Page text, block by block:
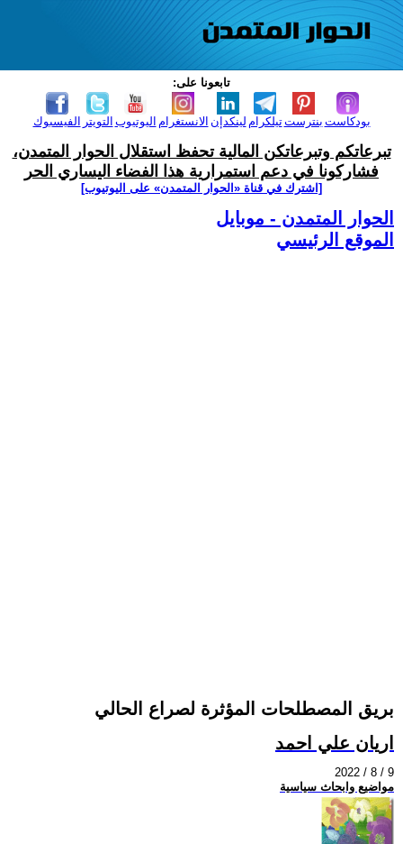
تابعونا على:
الفيسبوك التويتر اليوتيوب الانستغرام لينكدإن تيلكرامبنترست بودكاست
تبرعاتكم وتبرعاتكن المالية تحفظ استقلال الحوار المتمدن،
فشاركونا في دعم استمرارية هذا الفضاء اليساري الحر
[اشترك في قناة ‫«الحوار المتمدن» على اليوتيوب]
الحوار المتمدن - موبايل
الموقع الرئيسي
بريق المصطلحات المؤثرة لصراع الحالي
اريان علي احمد
2022 / 8 / 9
مواضيع وابحاث سياسية